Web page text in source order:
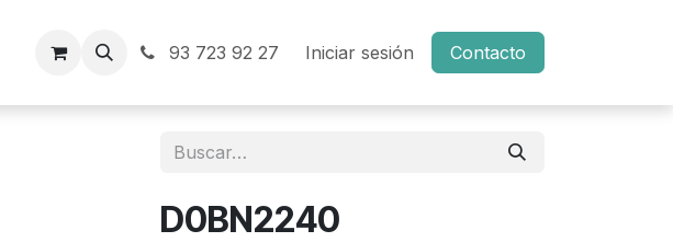
93 723 92 27 Iniciar sesión Contacto
D0BN2240